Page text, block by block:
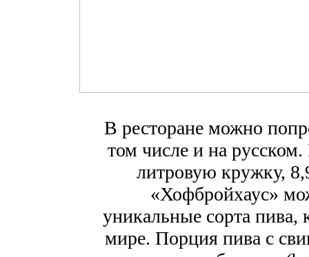
В ресторане можно
том числе и на
литровую кружку,
«Хофбройхаус»
уникальные сорта пива,
мире. Порция пива с